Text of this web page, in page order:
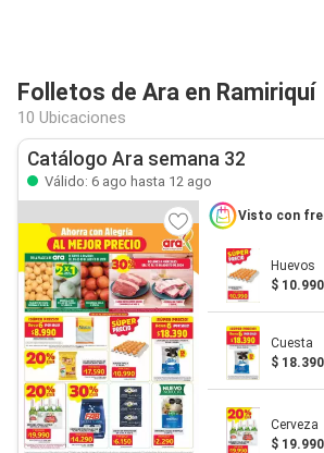
Folletos de Ara en Ramiriquí
10 Ubicaciones
Catálogo Ara semana 32
Válido: 6 ago hasta 12 ago
Visto con
Huevos
$
Cuesta
$
Cerveza
$